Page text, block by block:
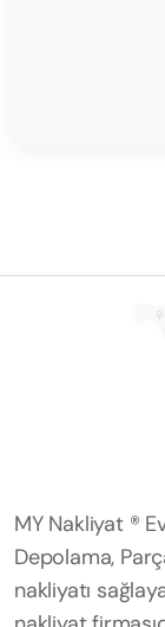
MY Nakliyat ®
Depolama,
nakliyatı